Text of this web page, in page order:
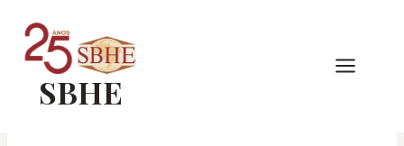
para
ConteúdoSBHE